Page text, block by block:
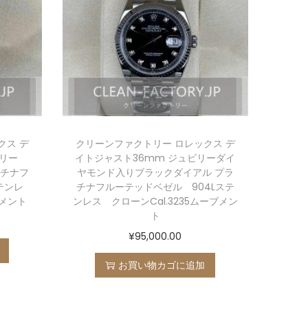
ス デ
ー
ナフ
レ
ント
クリーンファクトリー ロレックス デ
イトジャスト36mm ジュビリーダイ
ヤモンド入りブラックダイアル プラ
チナフルーテッドベゼル 904Lステ
ンレス クローンCal.3235ムーブメン
ト
¥95,000.00
お買い物カゴに追加